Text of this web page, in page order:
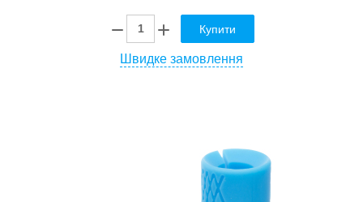
Купити
Швидке замовлення